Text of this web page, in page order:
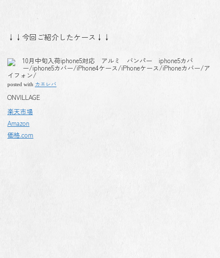
↓↓今回ご紹介したケース↓↓
10月中旬入荷iphone5対応 アルミ バンパー iphone5カバ
ー/iphone5カバー/iPhone4ケース/iPhoneケース/iPhoneカバー/ア
イフォン/
posted with カエレバ
ONVILLAGE
楽天市場
Amazon
価格.com